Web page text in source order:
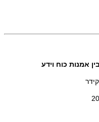
אמנות כוח וידע